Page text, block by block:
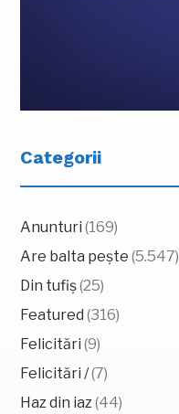
Categorii
Anunturi (169)
Are balta pește (5.547)
Din tufiș(25)
Featured (316)
Felicitări (9)
Felicitări /(7)
Haz din iaz (44)